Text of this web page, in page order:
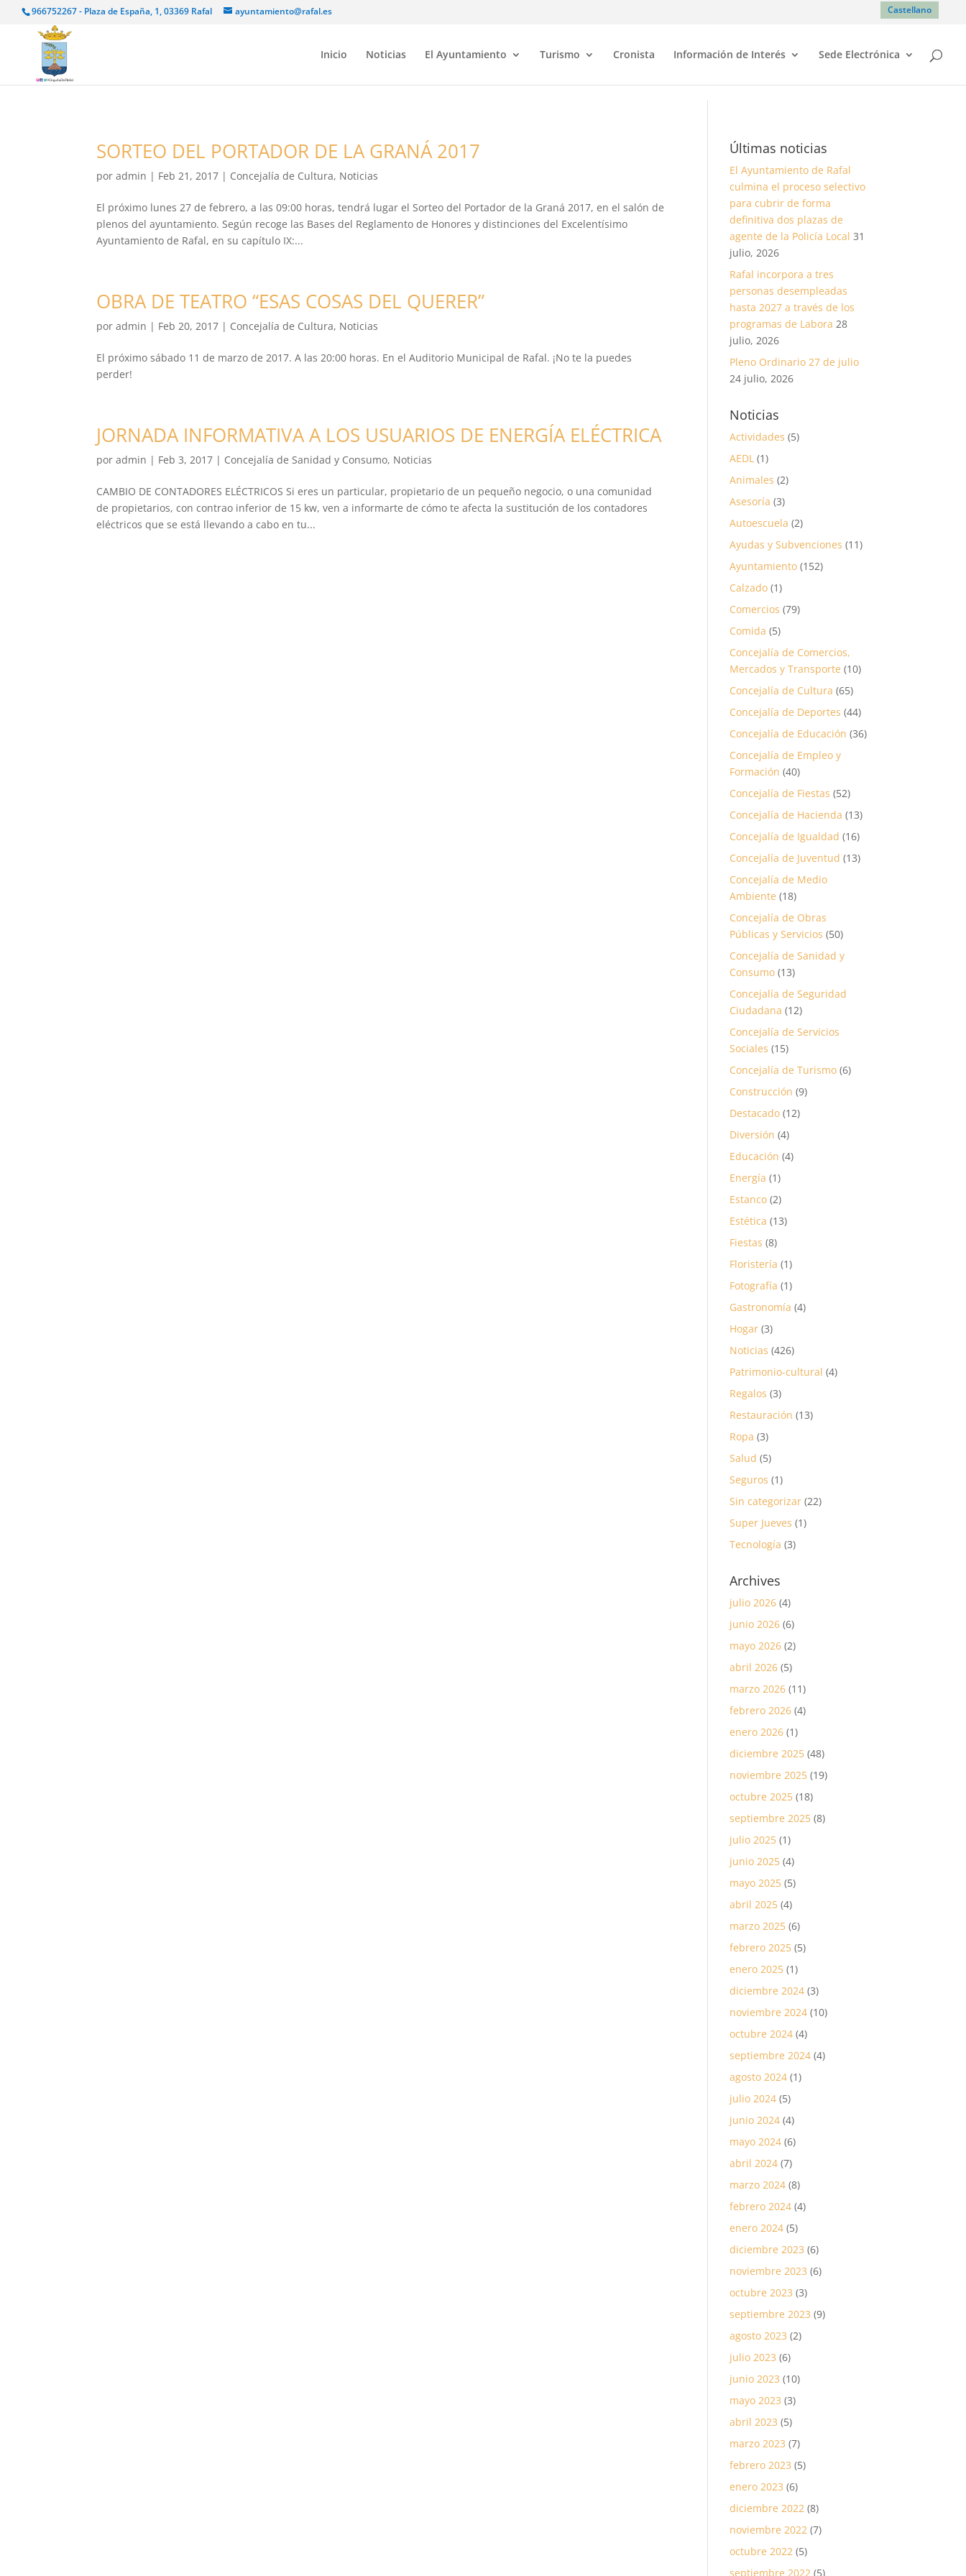
966752267 - Plaza de España, 1, 03369 Rafal ayuntamiento@rafal.es Castellano
Inicio Noticias El Ayuntamiento Turismo Cronista Información de Interés Sede Electrónica
SORTEO DEL PORTADOR DE LA GRANÁ 2017
poradmin | Feb 21, 2017 | Concejalía de Cultura, Noticias
El próximo lunes 27 de febrero, a las 09:00 horas, tendrá lugar el Sorteo del Portador de la Graná 2017, en el salón de
plenos del ayuntamiento. Según recoge las Bases del Reglamento de Honores y distinciones del Excelentísimo
Ayuntamiento de Rafal, en su capítulo IX:...
OBRA DE TEATRO “ESAS COSAS DEL QUERER”
poradmin | Feb 20, 2017 | Concejalía de Cultura, Noticias
El próximo sábado 11 de marzo de 2017. A las 20:00 horas. En el Auditorio Municipal de Rafal. ¡No te la puedes
perder!
JORNADA INFORMATIVA A LOS USUARIOS DE ENERGÍA ELÉCTRICA
poradmin | Feb 3, 2017 | Concejalía de Sanidad y Consumo, Noticias
CAMBIO DE CONTADORES ELÉCTRICOS Si eres un particular, propietario de un pequeño negocio, o una comunidad
de propietarios, con contrao inferior de 15 kw, ven a informarte de cómo te afecta la sustitución de los contadores
eléctricos que se está llevando a cabo en tu...
Últimas noticias
El Ayuntamiento de Rafal
culmina el proceso selectivo
para cubrir de forma
definitiva dos plazas de
agente de la Policía Local 31
julio, 2026
Rafal incorpora a tres
personas desempleadas
hasta 2027 a través de los
programas de Labora 28
julio, 2026
Pleno Ordinario 27 de julio
24 julio, 2026
Noticias
Actividades (5)
AEDL (1)
Animales (2)
Asesoría (3)
Autoescuela (2)
Ayudas y Subvenciones (11)
Ayuntamiento (152)
Calzado (1)
Comercios (79)
Comida (5)
Concejalía de Comercios,
Mercados y Transporte (10)
Concejalía de Cultura (65)
Concejalía de Deportes (44)
Concejalía de Educación (36)
Concejalía de Empleo y
Formación (40)
Concejalía de Fiestas (52)
Concejalía de Hacienda (13)
Concejalía de Igualdad (16)
Concejalía de Juventud (13)
Concejalía de Medio
Ambiente (18)
Concejalía de Obras
Públicas y Servicios (50)
Concejalía de Sanidad y
Consumo (13)
Concejalía de Seguridad
Ciudadana (12)
Concejalía de Servicios
Sociales (15)
Concejalía de Turismo (6)
Construcción (9)
Destacado (12)
Diversión (4)
Educación (4)
Energía (1)
Estanco (2)
Estética (13)
Fiestas (8)
Floristería (1)
Fotografía (1)
Gastronomía (4)
Hogar (3)
Noticias (426)
Patrimonio-cultural (4)
Regalos (3)
Restauración (13)
Ropa (3)
Salud (5)
Seguros (1)
Sin categorizar (22)
Super Jueves (1)
Tecnología (3)
Archives
julio 2026 (4)
junio 2026 (6)
mayo 2026 (2)
abril 2026 (5)
marzo 2026 (11)
febrero 2026 (4)
enero 2026 (1)
diciembre 2025 (48)
noviembre 2025 (19)
octubre 2025 (18)
septiembre 2025 (8)
julio 2025 (1)
junio 2025 (4)
mayo 2025 (5)
abril 2025 (4)
marzo 2025 (6)
febrero 2025 (5)
enero 2025 (1)
diciembre 2024 (3)
noviembre 2024 (10)
octubre 2024 (4)
septiembre 2024 (4)
agosto 2024 (1)
julio 2024 (5)
junio 2024 (4)
mayo 2024 (6)
abril 2024 (7)
marzo 2024 (8)
febrero 2024 (4)
enero 2024 (5)
diciembre 2023 (6)
noviembre 2023 (6)
octubre 2023 (3)
septiembre 2023 (9)
agosto 2023 (2)
julio 2023 (6)
junio 2023 (10)
mayo 2023 (3)
abril 2023 (5)
marzo 2023 (7)
febrero 2023 (5)
enero 2023 (6)
diciembre 2022 (8)
noviembre 2022 (7)
octubre 2022 (5)
septiembre 2022 (5)